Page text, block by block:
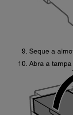
Seque a
Abra a tampa